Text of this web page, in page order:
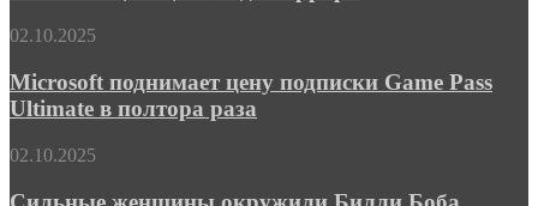
инди-
Microsoft
цену
подписки
Game
Ultimate
02.10.2025
Microsoft поднимает цену подписки Game Pass
Ultimate в полтора раза
Сильные
окружили
02.10.2025